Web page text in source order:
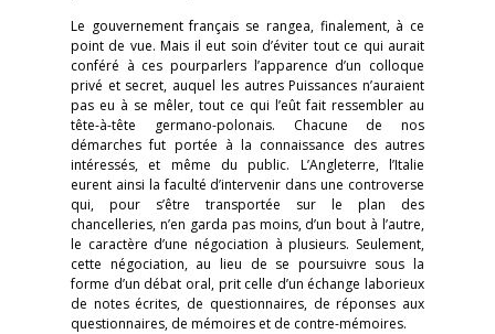
Le gouvernement français se rangea, finalement, à ce
point de vue. Mais il eut soin d’éviter tout ce qui aurait
conféré à ces pourparlers l’apparence d’un colloque
privé et secret, auquel les autres Puissances n’auraient
pas eu à se mêler, tout ce qui l’eût fait ressembler au
tête-à-tête germano-polonais. Chacune de nos
démarches fut portée à la connaissance des autres
intéressés, et même du public. L’Angleterre, l’Italie
eurent ainsi la faculté d’intervenir dans une controverse
qui, pour s’être transportée sur le plan des
chancelleries, n’en garda pas moins, d’un bout à l’autre,
le caractère d’une négociation à plusieurs. Seulement,
cette négociation, au lieu de se poursuivre sous la
forme d’un débat oral, prit celle d’un échange laborieux
de notes écrites, de questionnaires, de réponses aux
questionnaires, de mémoires et de contre-mémoires.